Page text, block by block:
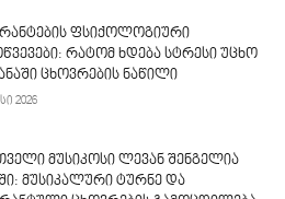
ფსიქოლოგიური
რატომ ხდება სტრესი უცხო
ცხოვრების ნაწილი
2026
მუსიკოსი ლევან შენგელია
მუსიკალური ტურნე და